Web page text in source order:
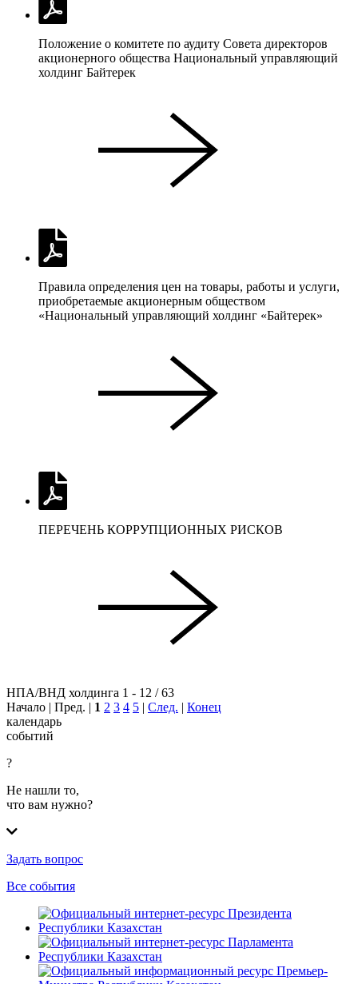
Положение о комитете по аудиту Совета директоров
акционерного общества Национальный управляющий
холдинг Байтерек
Правила определения цен на товары, работы и услуги,
приобретаемые акционерным обществом
«Национальный управляющий холдинг «Байтерек»
ПЕРЕЧЕНЬ КОРРУПЦИОННЫХ РИСКОВ
НПА/ВНД холдинга 1 - 12 / 63
Начало | Пред. | 1 2 3 4 5 | След. | Конец
календарь
событий
?
Не нашли то,
что вам нужно?
Задать вопрос
Все события